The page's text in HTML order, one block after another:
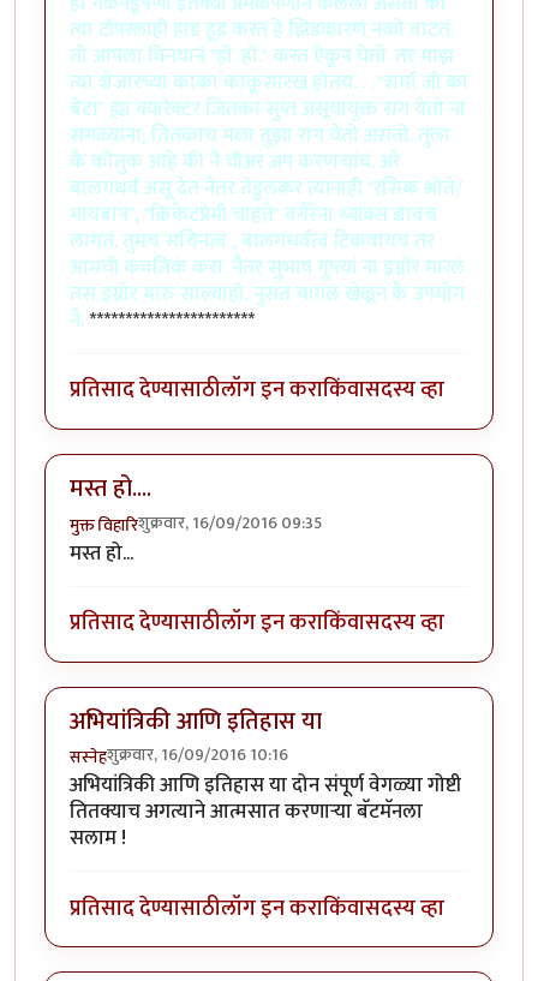
त्या टॉपरलाही हाड हूड करत हे झिडकारणं नको वाटतं.
तो आपला विनयानं "हो. हो." करत ऐकून घेतो. तर माझं
त्या शेजारच्या काका काकूंसारखं होतय. . . "शर्मा जी का
बेटा" ह्या क्यारेक्टर जितका सुप्त असूयायुक्त राग येतो ना
सगळ्यांना; तितकाच मला तुझा राग येतो असतो. तुला
कै कौतुक आहे की नै चीअर अप करणर्‍यांचं. अरे
बालगंधर्व असू देत नैतर तेंडुलकर त्यांनाही "रसिक श्रोते/
मायबाप", "क्रिकेटप्रेमी चाहते" वगैरेंना थ्यांक्स द्यावच
लागतं. तुमचं सचिनत्व , बालगंधर्वत्व टिकवायचं तर
आमची कवतिकं करा. नैतर सुभाष गुप्त्यां ना इग्नोर मारलं
तसं इग्नोर मारु साल्याहो. नुसतं चांगलं खेळून कै उपयोग
नै.***********************
प्रतिसाद देण्यासाठीलॉग इन कराकिंवासदस्य व्हा
मस्त हो....
मुक्त विहारिशुक्रवार, 16/09/2016 09:35
मस्त हो...
प्रतिसाद देण्यासाठीलॉग इन कराकिंवासदस्य व्हा
अभियांत्रिकी आणि इतिहास या
सस्नेहशुक्रवार, 16/09/2016 10:16
अभियांत्रिकी आणि इतिहास या दोन संपूर्ण वेगळ्या गोष्टी
तितक्याच अगत्याने आत्मसात करणाऱ्या बॅटमॅनला
सलाम !
प्रतिसाद देण्यासाठीलॉग इन कराकिंवासदस्य व्हा